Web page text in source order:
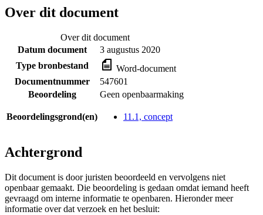
Over dit document
Over dit document
Datum document
3 augustus 2020
Type bronbestand
Word-document
Documentnummer
547601
Beoordeling
Geen openbaarmaking
Beoordelingsgrond(en) 11.1, concept
Achtergrond
Dit document is door juristen beoordeeld en vervolgens niet
openbaar gemaakt. Die beoordeling is gedaan omdat iemand heeft
gevraagd om interne informatie te openbaren. Hieronder meer
informatie over dat verzoek en het besluit: